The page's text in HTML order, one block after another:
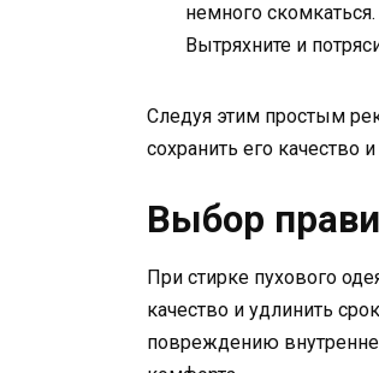
немного
Вытряхните и
Следуя этим простым
сохранить его качество
Выбор
При стирке пухового
качество и удлинить
повреждению